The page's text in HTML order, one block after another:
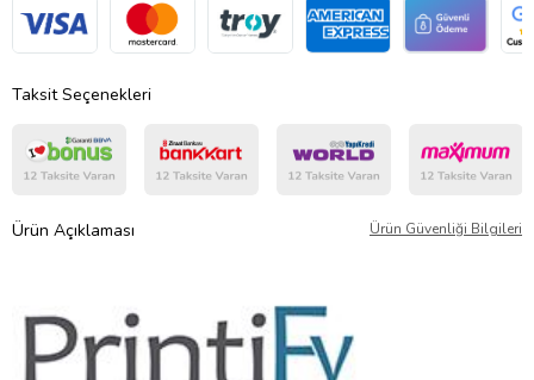
Taksit Seçenekleri
Ürün Açıklaması Ürün Güvenliği Bilgileri